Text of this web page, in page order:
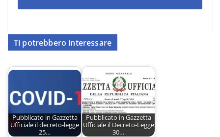
Ti potrebbero interessare
Pubblicato in Gazzetta
Ufficiale il decreto-legge
25…
Pubblicato in Gazzetta
Ufficiale il Decreto-Legge
30…